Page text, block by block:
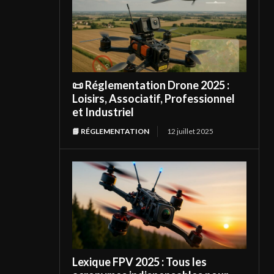
📜 Réglementation Drone 2025 :
Loisirs, Associatif, Professionnel
et Industriel
📘 RÉGLEMENTATION 12 juillet 2025
Lexique FPV 2025 : Tous les